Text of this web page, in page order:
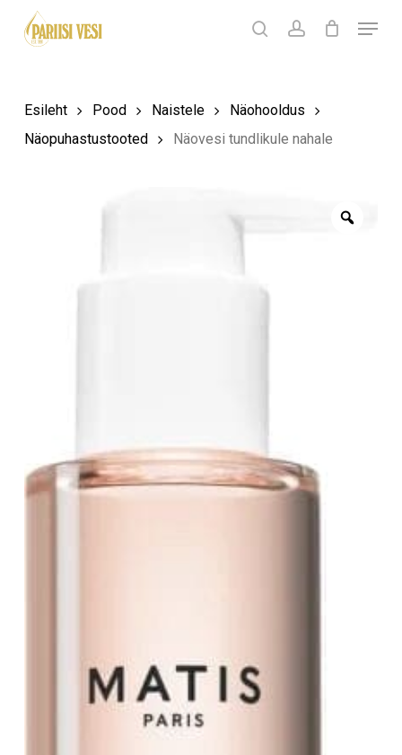
Products
search
searchaccount
Menu
Ostukorv
Esileht Pood Naistele
Näohooldus
Näopuhastustooted
Näovesi tundlikule nahale